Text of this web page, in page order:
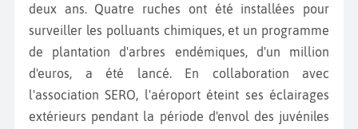
deux ans. Quatre ruches ont été installées pour
surveiller les polluants chimiques, et un programme
de plantation d'arbres endémiques, d'un million
d'euros, a été lancé. En collaboration avec
l'association SERO, l'aéroport éteint ses éclairages
extérieurs pendant la période d'envol des juvéniles